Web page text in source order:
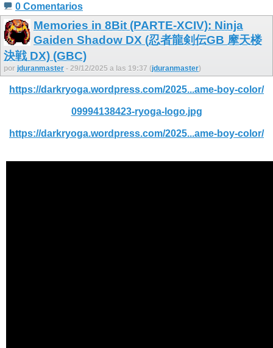
0 Comentarios
Memories in 8Bit (PARTE-XCIV): Ninja
Gaiden Shadow DX (忍者龍剣伝GB 摩天楼
決戦 DX) (GBC)
por jduranmaster - 29/12/2025 a las 19:37 (jduranmaster)
https://darkryoga.wordpress.com/2025...ame-boy-color/
09994138423-ryoga-logo.jpg
https://darkryoga.wordpress.com/2025...ame-boy-color/